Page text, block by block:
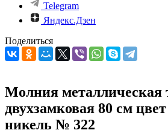
Telegram
Яндекс.Дзен
Поделиться
Молния металлическая
двухзамковая 80 см
никель № 322